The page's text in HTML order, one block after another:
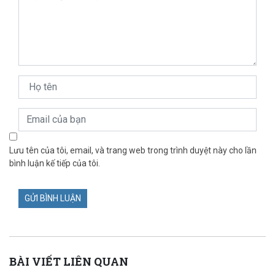
Lưu tên của tôi, email, và trang web trong trình duyệt này cho lần
bình luận kế tiếp của tôi.
BÀI VIẾT LIÊN QUAN